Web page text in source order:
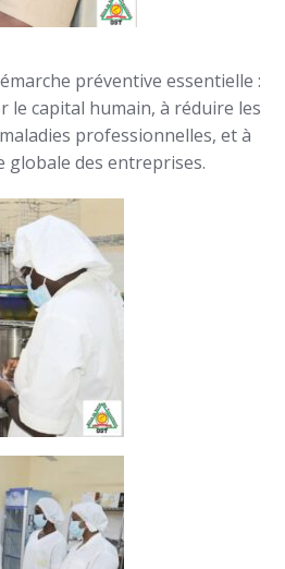
préventive essentielle :
le capital humain, à réduire les
professionnelles, et à
des entreprises.